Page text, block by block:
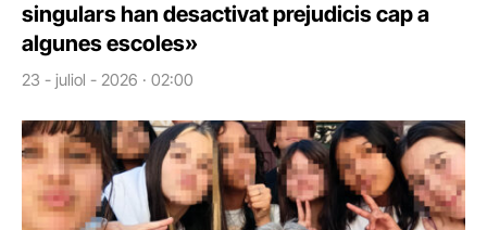
singulars han desactivat prejudicis cap a
algunes escoles»
23 - juliol - 2026 · 02:00